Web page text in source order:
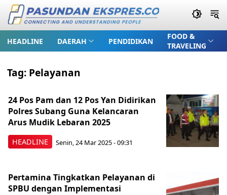
HEADLINE DAERAH PENDIDIKAN
FOOD &
TRAVELING
Tag: Pelayanan
HEADLINE
24 Pos Pam dan 12 Pos Yan Didirikan
Polres Subang Guna Kelancaran
Arus Mudik Lebaran 2025
Senin, 24 Mar 2025 - 09:31
Pertamina Tingkatkan Pelayanan di
SPBU dengan Implementasi